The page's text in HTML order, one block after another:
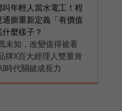
年輕人當水電工！程
通膨重新定義「有價值
什麼樣子？
未知，改變值得被看
牌X百大經理人雙重肯
時代關鍵成長力